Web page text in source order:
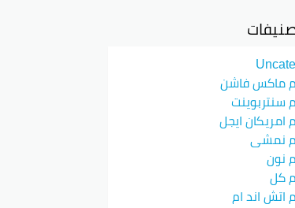
ماكس فاشن
ايجل
نمشي
نون
كل
اند ام